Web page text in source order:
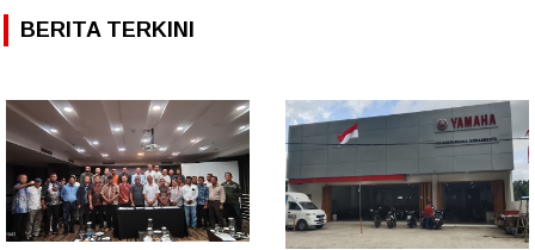
BERITA TERKINI